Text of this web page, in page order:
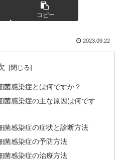
コピー
2023.09.22
菌感染症とは何ですか？
菌感染症の主な原因は何です
菌感染症の症状と診断方法
菌感染症の予防方法
菌感染症の治療方法